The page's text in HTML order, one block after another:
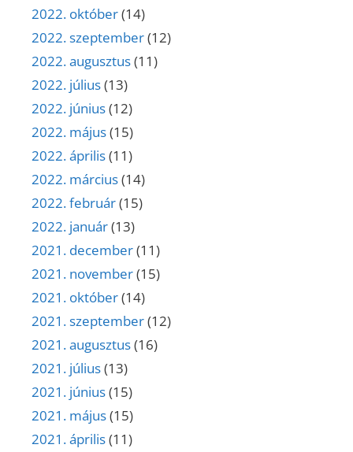
2022. október(14)
2022. szeptember(12)
2022. augusztus(11)
2022. július(13)
2022. június(12)
2022. május(15)
2022. április(11)
2022. március(14)
2022. február(15)
2022. január(13)
2021. december(11)
2021. november(15)
2021. október(14)
2021. szeptember(12)
2021. augusztus(16)
2021. július(13)
2021. június(15)
2021. május(15)
2021. április(11)